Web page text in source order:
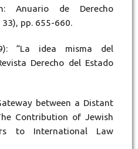
Anuario de Derecho
33), pp. 655-660.
“La idea misma del
Derecho del Estado
between a Distant
Contribution of Jewish
to International Law